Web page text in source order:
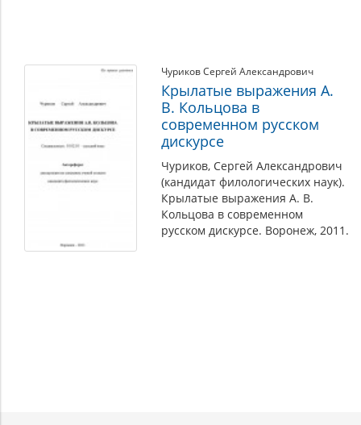
Чуриков Сергей Александрович
Крылатые выражения А.
В. Кольцова в
современном русском
дискурсе
Чуриков, Сергей Александрович
(кандидат филологических наук).
Крылатые выражения А. В.
Кольцова в современном
русском дискурсе. Воронеж, 2011.